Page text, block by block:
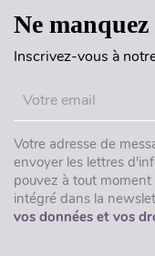
Ne manquez
Inscrivez-vous à
Votre adresse de
envoyer les lettres
pouvez à tout
intégré dans la
vos données et vos